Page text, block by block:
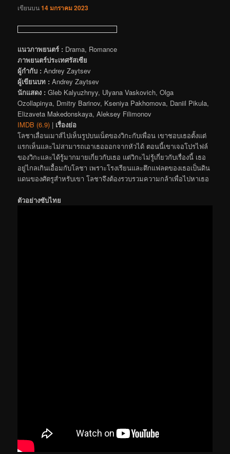
เขียนบน14 มกราคม 2023
แนวภาพยนตร์ : Drama, Romance
ภาพยนตร์ประเทศรัสเซีย
ผู้กำกับ : Andrey Zaytsev
ผู้เขียนบท : Andrey Zaytsev
นักแสดง : Gleb Kalyuzhnyy, Ulyana Vaskovich, Olga
Ozollapinya, Dmitry Barinov, Kseniya Pakhomova, Daniil Pikula,
Elizaveta Makedonskaya, Aleksey Filimonov
IMDB (6.9) | เรื่องย่อ
โลชาเลื่อนเมาส์ไปเห็นรูปบนเน็ตของวิกะกับเพื่อน เขาชอบเธอตั้งแต่
แรกเห็นและไม่สามารถเอาเธอออกจากหัวได้ ตอนนี้เขาเจอโปรไฟล์
ของวิกะและได้รู้มากมายเกี่ยวกับเธอ แต่วิกะไม่รู้เกี่ยวกับเรื่องนี้ เธอ
อยู่ไกลเกินเอื้อมกับโลชา เพราะโรงเรียนและตึกแฟลตของเธอเป็นดิน
แดนของศัตรูสำหรับเขา โลชาจึงต้องรวบรวมความกล้าเพื่อไปหาเธอ
ตัวอย่างซับไทย